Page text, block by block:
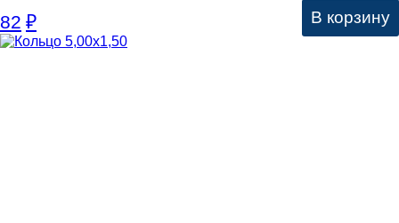
82 ₽ В корзину